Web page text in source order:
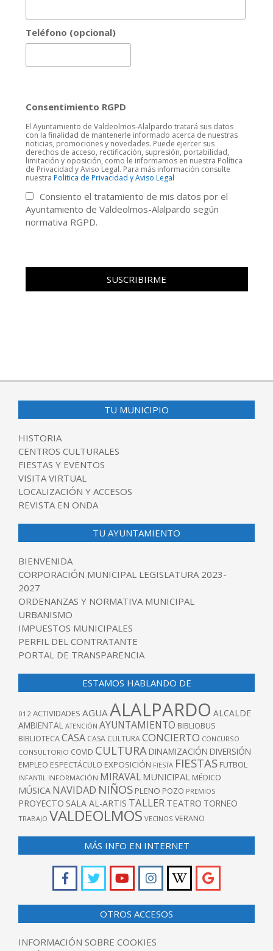
Teléfono (opcional)
Consentimiento RGPD
El Ayuntamiento de Valdeolmos-Alalpardo tratará sus datos
con la finalidad de mantenerle informado acerca de nuestras
noticias, promociones y novedades. Puede ejercer sus
derechos de acceso, rectificación, supresión, portabilidad,
limitación y oposición, como le informamos en nuestra Política
de Privacidad y Aviso Legal. Para más información consulte
nuestra Politica de Privacidad y Aviso Legal
Consiento el tratamiento de mis datos por el
Ayuntamiento de Valdeolmos-Alalpardo según
normativa RGPD.
TU MUNICIPIO
HISTORIA
CENTROS CULTURALES
FIESTAS Y EVENTOS
VISITA VIRTUAL
LOCALIZACIÓN Y ACCESOS
REVISTA EN ONDA
TU AYUNTAMIENTO
BIENVENIDA
CORPORACIÓN MUNICIPAL LEGISLATURA 2023-
2027
ORDENANZAS Y NORMATIVA MUNICIPAL
URBANISMO
IMPUESTOS MUNICIPALES
PERFIL DEL CONTRATANTE
PORTAL DE TRANSPARENCIA
ESTAMOS HABLANDO DE
012 ACTIVIDADES AGUAALALPARDO ALCALDE
AMBIENTAL ATENCIÓN AYUNTAMIENTO BIBLIOBUS
BIBLIOTECACASA CASA CULTURACONCIERTO CONCURSO
CONSULTORIO COVID CULTURA DINAMIZACIÓN DIVERSIÓN
EMPLEO ESPECTÁCULO EXPOSICIÓN FIESTA FIESTAS FUTBOL
INFANTIL INFORMACIÓN MIRAVAL MUNICIPAL MÉDICO
MÚSICA NAVIDAD NIÑOS PLENO POZO PREMIOS
PROYECTO SALA AL-ARTIS TALLER TEATRO TORNEO
TRABAJO VALDEOLMOS VECINOS VERANO
MÁS INFO EN INTERNET
OTROS ACCESOS
INFORMACIÓN SOBRE COOKIES